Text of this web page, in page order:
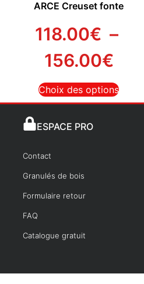
ARCE Creuset fonte
118.00€ –
156.00€
Choix des options
ESPACE PRO
Contact
Granulés de bois
Formulaire retour
FAQ
Catalogue gratuit